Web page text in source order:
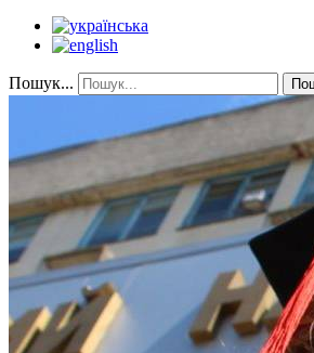
Пошук...